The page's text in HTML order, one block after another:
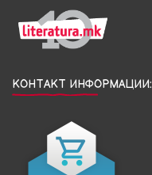
КОНТАКТ ИНФОРМАЦИИ: